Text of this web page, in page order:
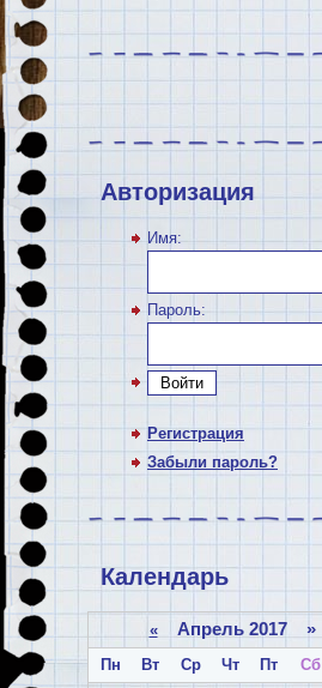
Авторизация
Имя:
Пароль:
Войти
Регистрация
Забыли пароль?
Календарь
«Апрель 2017 »
Пн Вт Ср Чт Пт Сб